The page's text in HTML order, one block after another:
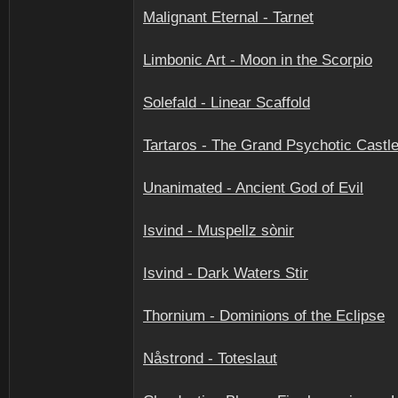
Malignant Eternal - Tarnet
Limbonic Art - Moon in the Scorpio
Solefald - Linear Scaffold
Tartaros - The Grand Psychotic Castle
Unanimated - Ancient God of Evil
Isvind - Muspellz sònir
Isvind - Dark Waters Stir
Thornium - Dominions of the Eclipse
Nåstrond - Toteslaut